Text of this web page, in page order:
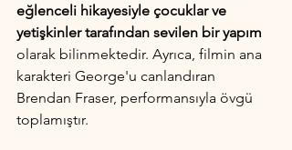
eğlenceli hikayesiyle çocuklar ve
yetişkinler tarafından sevilen bir yapım
olarak bilinmektedir. Ayrıca, filmin ana
karakteri George'u canlandıran
Brendan Fraser, performansıyla övgü
toplamıştır.